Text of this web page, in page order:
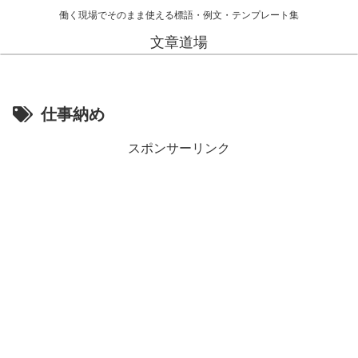
働く現場でそのまま使える標語・例文・テンプレート集
文章道場
仕事納め
スポンサーリンク